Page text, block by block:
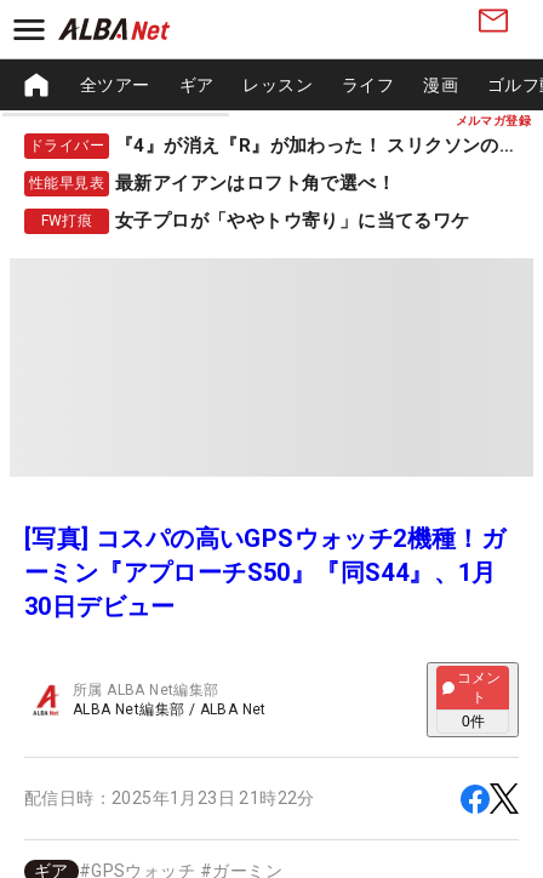
メルマガ登録
全ツアー ギア レッスン ライフ 漫画 ゴル
ドライバー 『4』が消え『R』が加わった！ スリクソンの新作
性能早見表 最新アイアンはロフト角で選べ！
FW打痕 女子プロが「ややトウ寄り」に当てるワケ
[写真] コスパの高いGPSウォッチ2機種！ガ
ーミン『アプローチS50』『同S44』、1月
30日デビュー
所属ALBA Net編集部
ALBA Net編集部 / ALBA Net
コメン
ト
0件
配信日時： 2025年1月23日 21時22分
ギア #GPSウォッチ #ガーミン